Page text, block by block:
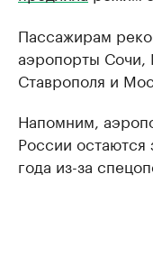
Пассажирам
аэропорты Сочи,
Ставрополя и
Напомним,
России
года из-за